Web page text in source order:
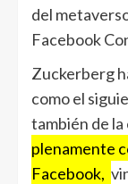
del
Facebook
Zuckerberg
como el
también de la
plenamente
Facebook,